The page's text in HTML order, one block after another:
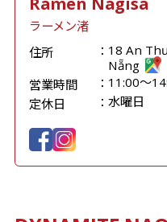
ラーメン渚
住所
18 An
Nẵng
営業時間
11:00～
定休日
水曜日